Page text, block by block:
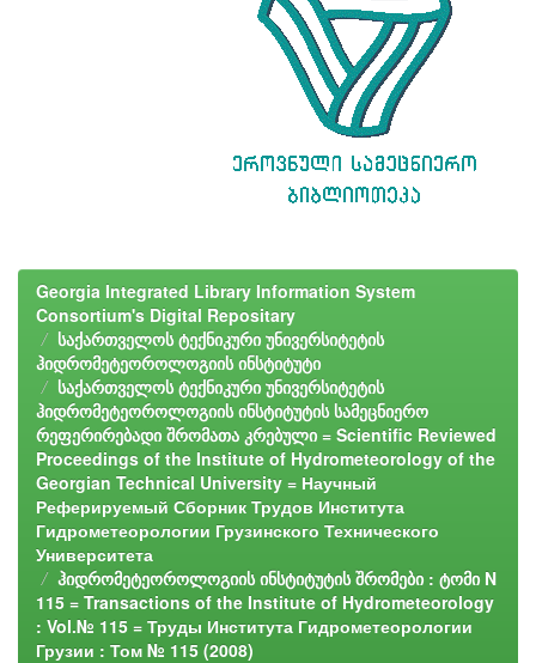
Georgia Integrated Library Information System
Consortium's Digital Repositary
საქართველოს ტექნიკური უნივერსიტეტის
ჰიდრომეტეოროლოგიის ინსტიტუტი
საქართველოს ტექნიკური უნივერსიტეტის
ჰიდრომეტეოროლოგიის ინსტიტუტის სამეცნიერო
რეფერირებადი შრომათა კრებული = Scientific Reviewed
Proceedings of the Institute of Hydrometeorology of the
Georgian Technical University = Научный
Реферируемый Сборник Трудов Института
Гидрометеорологии Грузинского Технического
Университета
ჰიდრომეტეოროლოგიის ინსტიტუტის შრომები : ტომი N
115 = Transactions of the Institute of Hydrometeorology
: Vol.№ 115 = Труды Института Гидрометеорологии
Грузии : Том № 115 (2008)